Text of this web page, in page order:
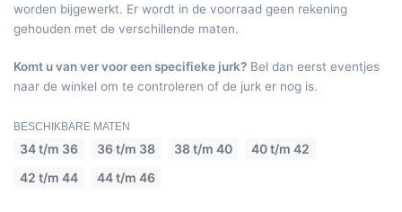
worden bijgewerkt. Er wordt in de voorraad geen rekening
gehouden met de verschillende maten.
Komt u van ver voor een specifieke jurk? Bel dan eerst eventjes
naar de winkel om te controleren of de jurk er nog is.
BESCHIKBARE MATEN
34 t/m 36 36 t/m 38 38 t/m 40
40 t/m 42
42 t/m 44
44 t/m 46